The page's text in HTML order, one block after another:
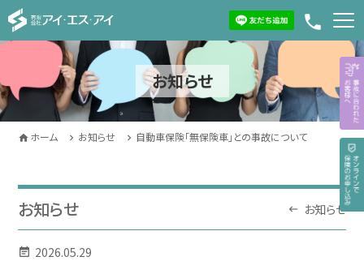
phone
お知らせ
ホーム お知らせ 自動車保険「無保険車」との事故について
お知らせ お知らせ
2026.05.29